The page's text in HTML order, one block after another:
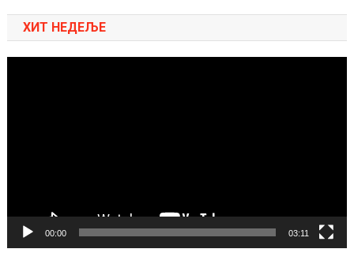
ХИТ НЕДЕЉЕ
00:00 03:11